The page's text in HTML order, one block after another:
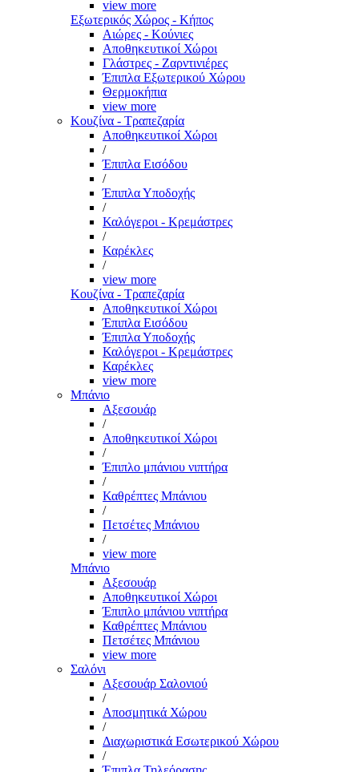
view more
Εξωτερικός Χώρος - Κήπος
Αιώρες - Κούνιες
Αποθηκευτικοί Χώροι
Γλάστρες - Ζαρντινιέρες
Έπιπλα Εξωτερικού Χώρου
Θερμοκήπια
view more
Κουζίνα - Τραπεζαρία
Αποθηκευτικοί Χώροι
/
Έπιπλα Εισόδου
/
Έπιπλα Υποδοχής
/
Καλόγεροι - Κρεμάστρες
/
Καρέκλες
/
view more
Κουζίνα - Τραπεζαρία
Αποθηκευτικοί Χώροι
Έπιπλα Εισόδου
Έπιπλα Υποδοχής
Καλόγεροι - Κρεμάστρες
Καρέκλες
view more
Μπάνιο
Αξεσουάρ
/
Αποθηκευτικοί Χώροι
/
Έπιπλο μπάνιου νιπτήρα
/
Καθρέπτες Μπάνιου
/
Πετσέτες Μπάνιου
/
view more
Μπάνιο
Αξεσουάρ
Αποθηκευτικοί Χώροι
Έπιπλο μπάνιου νιπτήρα
Καθρέπτες Μπάνιου
Πετσέτες Μπάνιου
view more
Σαλόνι
Αξεσουάρ Σαλονιού
/
Αποσμητικά Χώρου
/
Διαχωριστικά Εσωτερικού Χώρου
/